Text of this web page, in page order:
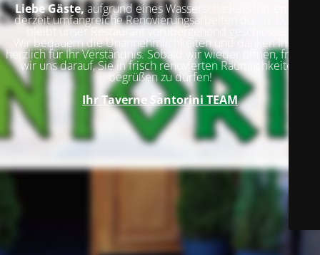
Liebe Gäste,aufgrund eines Wasserschadens führen wir
derzeit umfangreiche Renovierungsarbeiten durch. Daher
bleibt unser Restaurant vorübergehend geschlossen.
Wir bedauern die Unannehmlichkeiten und danken Ihnen
herzlich für Ihr Verständnis. Sobald wir wieder öffnen, freuen
wir uns darauf, Sie in frisch renovierten Räumlichkeiten
begrüßen zu dürfen!
Ihr Taverne Santorini TEAM